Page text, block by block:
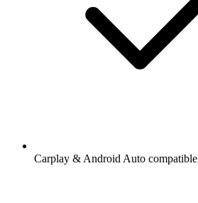
Carplay & Android Auto compatible